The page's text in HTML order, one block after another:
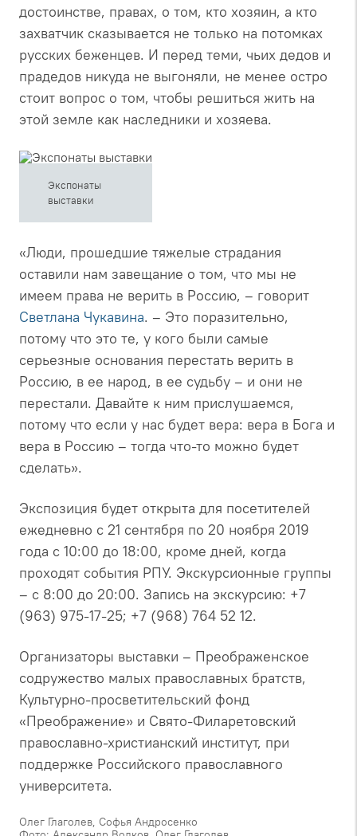
достоинстве, правах, о том, кто хозяин, а кто
захватчик сказывается не только на потомках
русских беженцев. И перед теми, чьих дедов и
прадедов никуда не выгоняли, не менее остро
стоит вопрос о том, чтобы решиться жить на
этой земле как наследники и хозяева.
Экспонаты
выставки
«Люди, прошедшие тяжелые страдания
оставили нам завещание о том, что мы не
имеем права не верить в Россию, – говорит
Светлана Чукавина. – Это поразительно,
потому что это те, у кого были самые
серьезные основания перестать верить в
Россию, в ее народ, в ее судьбу – и они не
перестали. Давайте к ним прислушаемся,
потому что если у нас будет вера: вера в Бога и
вера в Россию – тогда что-то можно будет
сделать».
Экспозиция будет открыта для посетителей
ежедневно с 21 сентября по 20 ноября 2019
года с 10:00 до 18:00, кроме дней, когда
проходят события РПУ. Экскурсионные группы
– с 8:00 до 20:00. Запись на экскурсию: +7
(963) 975-17-25; +7 (968) 764 52 12.
Организаторы выставки – Преображенское
содружество малых православных братств,
Культурно-просветительский фонд
«Преображение» и Свято-Филаретовский
православно-христианский институт, при
поддержке Российского православного
университета.
Олег Глаголев, Софья Андросенко